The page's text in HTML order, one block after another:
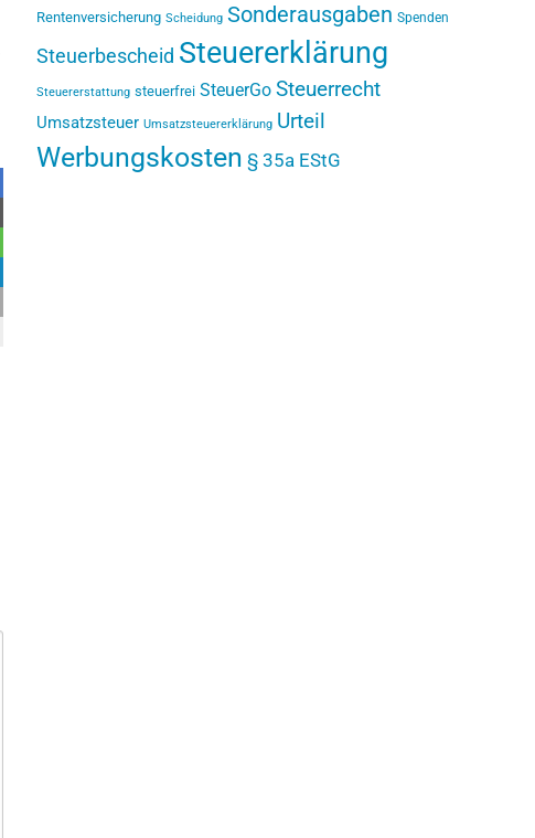
Rentenversicherung Scheidung Sonderausgaben Spenden
Steuerbescheid Steuererklärung
Steuererstattung steuerfrei SteuerGo Steuerrecht
Umsatzsteuer Umsatzsteuererklärung Urteil
Werbungskosten § 35a EStG